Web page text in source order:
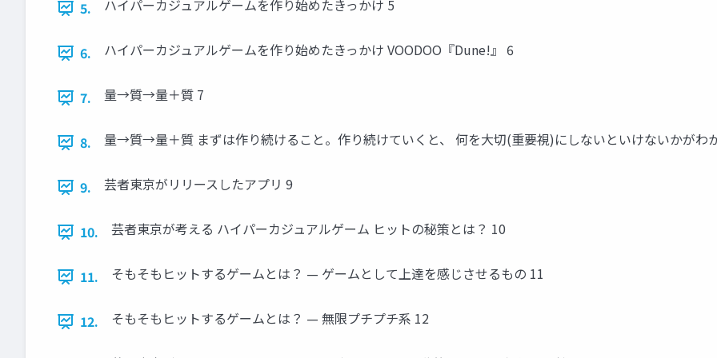
5. ハイパーカジュアルゲームを作り始めたきっかけ 5
6. ハイパーカジュアルゲームを作り始めたきっかけ VOODOO『Dune!』 6
7. 量→質→量＋質 7
8. 量→質→量＋質 まずは作り続けること。作り続けていくと、 何を大切(重要視)にしないといけないかがわ
9. 芸者東京がリリースしたアプリ 9
10. 芸者東京が考える ハイパーカジュアルゲーム ヒットの秘策とは？ 10
11. そもそもヒットするゲームとは？ — ゲームとして上達を感じさせるもの 11
12. そもそもヒットするゲームとは？ — 無限プチプチ系 12